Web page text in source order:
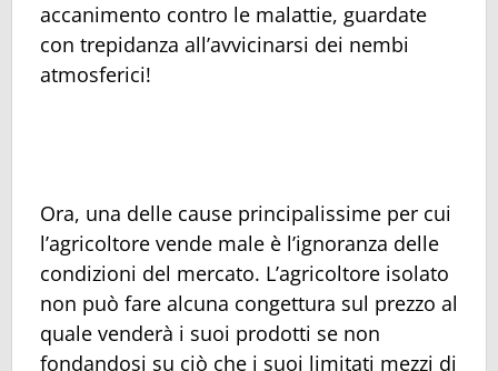
accanimento contro le malattie, guardate
con trepidanza all’avvicinarsi dei nembi
atmosferici!
Ora, una delle cause principalissime per cui
l’agricoltore vende male è l’ignoranza delle
condizioni del mercato. L’agricoltore isolato
non può fare alcuna congettura sul prezzo al
quale venderà i suoi prodotti se non
fondandosi su ciò che i suoi limitati mezzi di